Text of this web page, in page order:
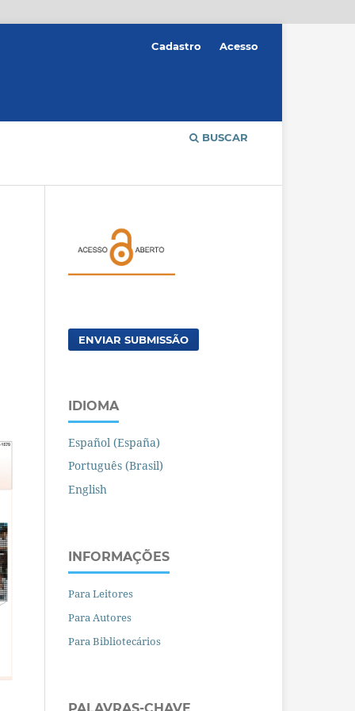
BUSCAR
Cadastro Acesso
ENVIAR SUBMISSÃO
IDIOMA
Español (España)
Português (Brasil)
English
INFORMAÇÕES
Para Leitores
Para Autores
Para Bibliotecários